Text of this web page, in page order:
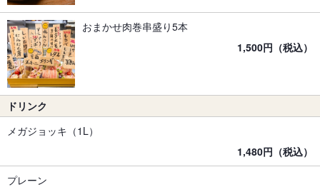
おまかせ肉巻串盛り5本
1,500円（税込）
ドリンク
メガジョッキ（1L）
1,480円（税込）
プレーン